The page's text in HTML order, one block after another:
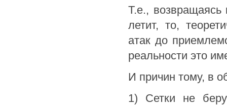
Т.е.,
летит, то,
атак до
реальности это
И причин тому, в
1) Сетки не